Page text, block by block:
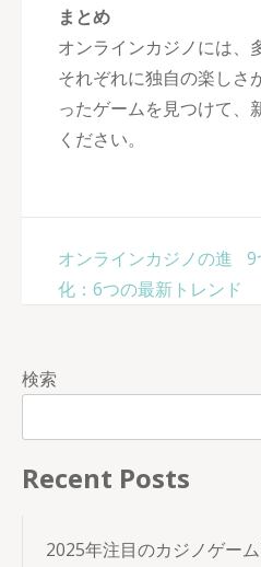
まとめ
オンラインカジノには、
それぞれに独自の楽しさ
ったゲームを見つけて、
ください。
投
稿
シ
ョ
オンラインカジノの進
化：6つの最新トレンド
9
検索
Recent Posts
2025年注目のカジノゲー